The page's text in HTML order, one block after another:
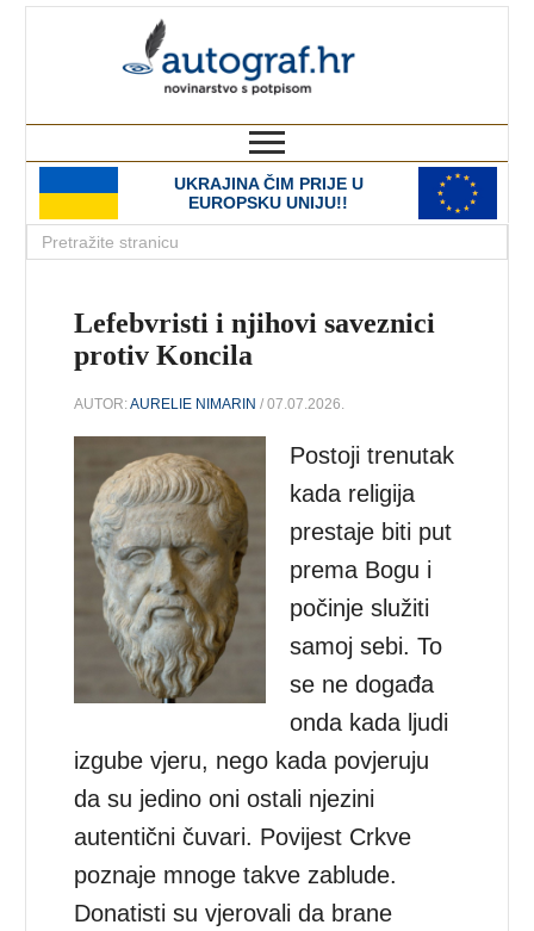
UKRAJINA ČIM PRIJE U
EUROPSKU UNIJU!!
Lefebvristi i njihovi saveznici
protiv Koncila
AUTOR:AURELIE NIMARIN / 07.07.2026.
Postoji trenutak
kada religija
prestaje biti put
prema Bogu i
počinje služiti
samoj sebi. To
se ne događa
onda kada ljudi
izgube vjeru, nego kada povjeruju
da su jedino oni ostali njezini
autentični čuvari. Povijest Crkve
poznaje mnoge takve zablude.
Donatisti su vjerovali da brane